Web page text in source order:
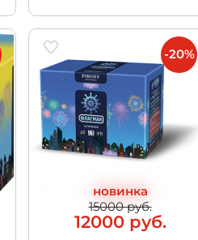
новинка
15000 руб.
12000 руб.
-20%